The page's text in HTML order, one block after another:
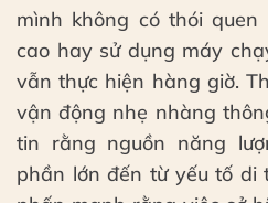
mình không có thói
cao hay sử dụng máy
vẫn thực hiện hàng giờ.
vận động nhẹ nhàng
tin rằng nguồn năng
phần lớn đến từ yếu tố di